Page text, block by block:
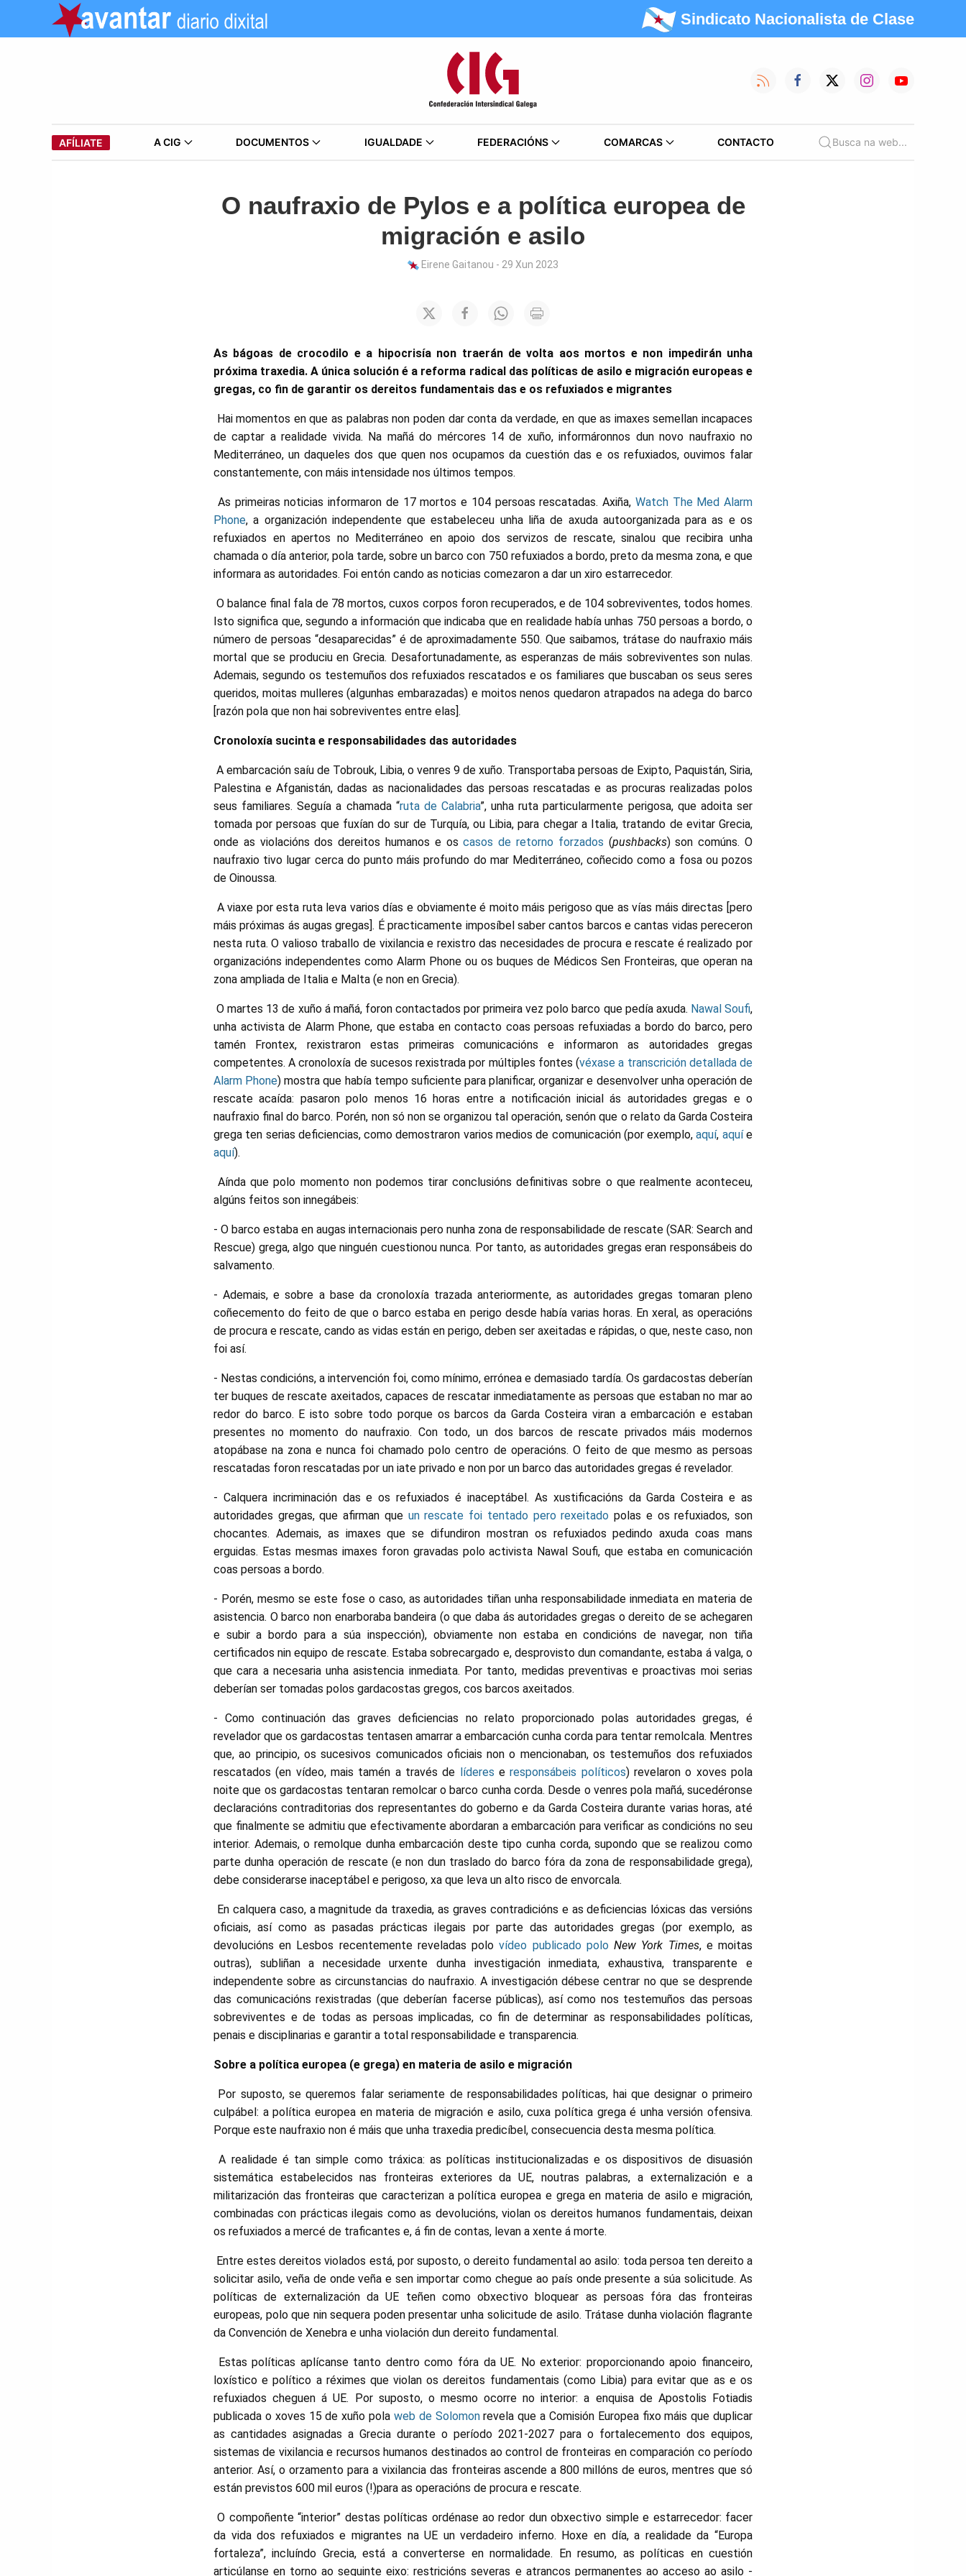
Sindicato Nacionalista de Clase
AFÍLIATE A CIG DOCUMENTOS IGUALDADE FEDERACIÓNS COMARCAS CONTACTO Busca na web...
O naufraxio de Pylos e a política europea de
migración e asilo
Eirene Gaitanou - 29 Xun 2023
As bágoas de crocodilo e a hipocrisía non traerán de volta aos mortos e non impedirán unha
próxima traxedia. A única solución é a reforma radical das políticas de asilo e migración europeas e
gregas, co fin de garantir os dereitos fundamentais das e os refuxiados e migrantes
Hai momentos en que as palabras non poden dar conta da verdade, en que as imaxes semellan incapaces
de captar a realidade vivida. Na mañá do mércores 14 de xuño, informáronnos dun novo naufraxio no
Mediterráneo, un daqueles dos que quen nos ocupamos da cuestión das e os refuxiados, ouvimos falar
constantemente, con máis intensidade nos últimos tempos.
As primeiras noticias informaron de 17 mortos e 104 persoas rescatadas. Axiña, Watch The Med Alarm
Phone, a organización independente que estabeleceu unha liña de axuda autoorganizada para as e os
refuxiados en apertos no Mediterráneo en apoio dos servizos de rescate, sinalou que recibira unha
chamada o día anterior, pola tarde, sobre un barco con 750 refuxiados a bordo, preto da mesma zona, e que
informara as autoridades. Foi entón cando as noticias comezaron a dar un xiro estarrecedor.
O balance final fala de 78 mortos, cuxos corpos foron recuperados, e de 104 sobreviventes, todos homes.
Isto significa que, segundo a información que indicaba que en realidade había unhas 750 persoas a bordo, o
número de persoas “desaparecidas” é de aproximadamente 550. Que saibamos, trátase do naufraxio máis
mortal que se produciu en Grecia. Desafortunadamente, as esperanzas de máis sobreviventes son nulas.
Ademais, segundo os testemuños dos refuxiados rescatados e os familiares que buscaban os seus seres
queridos, moitas mulleres (algunhas embarazadas) e moitos nenos quedaron atrapados na adega do barco
[razón pola que non hai sobreviventes entre elas].
Cronoloxía sucinta e responsabilidades das autoridades
A embarcación saíu de Tobrouk, Libia, o venres 9 de xuño. Transportaba persoas de Exipto, Paquistán, Siria,
Palestina e Afganistán, dadas as nacionalidades das persoas rescatadas e as procuras realizadas polos
seus familiares. Seguía a chamada “ruta de Calabria”, unha ruta particularmente perigosa, que adoita ser
tomada por persoas que fuxían do sur de Turquía, ou Libia, para chegar a Italia, tratando de evitar Grecia,
onde as violacións dos dereitos humanos e oscasos de retorno forzados (pushbacks) son comúns. O
naufraxio tivo lugar cerca do punto máis profundo do mar Mediterráneo, coñecido como a fosa ou pozos
de Oinoussa.
A viaxe por esta ruta leva varios días e obviamente é moito máis perigoso que as vías máis directas [pero
máis próximas ás augas gregas]. É practicamente imposíbel saber cantos barcos e cantas vidas pereceron
nesta ruta. O valioso traballo de vixilancia e rexistro das necesidades de procura e rescate é realizado por
organizacións independentes como Alarm Phone ou os buques de Médicos Sen Fronteiras, que operan na
zona ampliada de Italia e Malta (e non en Grecia).
O martes 13 de xuño á mañá, foron contactados por primeira vez polo barco que pedía axuda. Nawal Soufi,
unha activista de Alarm Phone, que estaba en contacto coas persoas refuxiadas a bordo do barco, pero
tamén Frontex, rexistraron estas primeiras comunicacións e informaron as autoridades gregas
competentes. A cronoloxía de sucesos rexistrada por múltiples fontes (véxase a transcrición detallada de
Alarm Phone) mostra que había tempo suficiente para planificar, organizar e desenvolver unha operación de
rescate acaída: pasaron polo menos 16 horas entre a notificación inicial ás autoridades gregas e o
naufraxio final do barco. Porén, non só non se organizou tal operación, senón que o relato da Garda Costeira
grega ten serias deficiencias, como demostraron varios medios de comunicación (por exemplo,aquí, aquíe
aquí).
Aínda que polo momento non podemos tirar conclusións definitivas sobre o que realmente aconteceu,
algúns feitos son innegábeis:
- O barco estaba en augas internacionais pero nunha zona de responsabilidade de rescate (SAR: Search and
Rescue) grega, algo que ninguén cuestionou nunca. Por tanto, as autoridades gregas eran responsábeis do
salvamento.
- Ademais, e sobre a base da cronoloxía trazada anteriormente, as autoridades gregas tomaran pleno
coñecemento do feito de que o barco estaba en perigo desde había varias horas. En xeral, as operacións
de procura e rescate, cando as vidas están en perigo, deben ser axeitadas e rápidas, o que, neste caso, non
foi así.
- Nestas condicións, a intervención foi, como mínimo, errónea e demasiado tardía. Os gardacostas deberían
ter buques de rescate axeitados, capaces de rescatar inmediatamente as persoas que estaban no mar ao
redor do barco. E isto sobre todo porque os barcos da Garda Costeira viran a embarcación e estaban
presentes no momento do naufraxio. Con todo, un dos barcos de rescate privados máis modernos
atopábase na zona e nunca foi chamado polo centro de operacións. O feito de que mesmo as persoas
rescatadas foron rescatadas por un iate privado e non por un barco das autoridades gregas é revelador.
- Calquera incriminación das e os refuxiados é inaceptábel. As xustificacións da Garda Costeira e as
autoridades gregas, que afirman que un rescate foi tentado pero rexeitado polas e os refuxiados, son
chocantes. Ademais, as imaxes que se difundiron mostran os refuxiados pedindo axuda coas mans
erguidas. Estas mesmas imaxes foron gravadas polo activista Nawal Soufi, que estaba en comunicación
coas persoas a bordo.
- Porén, mesmo se este fose o caso, as autoridades tiñan unha responsabilidade inmediata en materia de
asistencia. O barco non enarboraba bandeira (o que daba ás autoridades gregas o dereito de se achegaren
e subir a bordo para a súa inspección), obviamente non estaba en condicións de navegar, non tiña
certificados nin equipo de rescate. Estaba sobrecargado e, desprovisto dun comandante, estaba á valga, o
que cara a necesaria unha asistencia inmediata. Por tanto, medidas preventivas e proactivas moi serias
deberían ser tomadas polos gardacostas gregos, cos barcos axeitados.
- Como continuación das graves deficiencias no relato proporcionado polas autoridades gregas, é
revelador que os gardacostas tentasen amarrar a embarcación cunha corda para tentar remolcala. Mentres
que, ao principio, os sucesivos comunicados oficiais non o mencionaban, os testemuños dos refuxiados
rescatados (en vídeo, mais tamén a través de líderes eresponsábeis políticos) revelaron o xoves pola
noite que os gardacostas tentaran remolcar o barco cunha corda. Desde o venres pola mañá, sucedéronse
declaracións contraditorias dos representantes do goberno e da Garda Costeira durante varias horas, até
que finalmente se admitiu que efectivamente abordaran a embarcación para verificar as condicións no seu
interior. Ademais, o remolque dunha embarcación deste tipo cunha corda, supondo que se realizou como
parte dunha operación de rescate (e non dun traslado do barco fóra da zona de responsabilidade grega),
debe considerarse inaceptábel e perigoso, xa que leva un alto risco de envorcala.
En calquera caso, a magnitude da traxedia, as graves contradicións e as deficiencias lóxicas das versións
oficiais, así como as pasadas prácticas ilegais por parte das autoridades gregas (por exemplo, as
devolucións en Lesbos recentemente reveladas polovídeo publicado poloNew York Times, e moitas
outras), subliñan a necesidade urxente dunha investigación inmediata, exhaustiva, transparente e
independente sobre as circunstancias do naufraxio. A investigación débese centrar no que se desprende
das comunicacións rexistradas (que deberían facerse públicas), así como nos testemuños das persoas
sobreviventes e de todas as persoas implicadas, co fin de determinar as responsabilidades políticas,
penais e disciplinarias e garantir a total responsabilidade e transparencia.
Sobre a política europea (e grega) en materia de asilo e migración
Por suposto, se queremos falar seriamente de responsabilidades políticas, hai que designar o primeiro
culpábel: a política europea en materia de migración e asilo, cuxa política grega é unha versión ofensiva.
Porque este naufraxio non é máis que unha traxedia predicíbel, consecuencia desta mesma política.
A realidade é tan simple como tráxica: as políticas institucionalizadas e os dispositivos de disuasión
sistemática estabelecidos nas fronteiras exteriores da UE, noutras palabras, a externalización e a
militarización das fronteiras que caracterizan a política europea e grega en materia de asilo e migración,
combinadas con prácticas ilegais como as devolucións, violan os dereitos humanos fundamentais, deixan
os refuxiados a mercé de traficantes e, á fin de contas, levan a xente á morte.
Entre estes dereitos violados está, por suposto, o dereito fundamental ao asilo: toda persoa ten dereito a
solicitar asilo, veña de onde veña e sen importar como chegue ao país onde presente a súa solicitude. As
políticas de externalización da UE teñen como obxectivo bloquear as persoas fóra das fronteiras
europeas, polo que nin sequera poden presentar unha solicitude de asilo. Trátase dunha violación flagrante
da Convención de Xenebra e unha violación dun dereito fundamental.
Estas políticas aplícanse tanto dentro como fóra da UE. No exterior: proporcionando apoio financeiro,
loxístico e político a réximes que violan os dereitos fundamentais (como Libia) para evitar que as e os
refuxiados cheguen á UE. Por suposto, o mesmo ocorre no interior: a enquisa de Apostolis Fotiadis
publicada o xoves 15 de xuño pola web de Solomonrevela que a Comisión Europea fixo máis que duplicar
as cantidades asignadas a Grecia durante o período 2021-2027 para o fortalecemento dos equipos,
sistemas de vixilancia e recursos humanos destinados ao control de fronteiras en comparación co período
anterior. Así, o orzamento para a vixilancia das fronteiras ascende a 800 millóns de euros, mentres que só
están previstos 600 mil euros (!)para as operacións de procura e rescate.
O compoñente “interior” destas políticas ordénase ao redor dun obxectivo simple e estarrecedor: facer
da vida dos refuxiados e migrantes na UE un verdadeiro inferno. Hoxe en día, a realidade da “Europa
fortaleza”, incluíndo Grecia, está a converterse en normalidade. En resumo, as políticas en cuestión
articúlanse en torno ao seguinte eixo: restricións severas e atrancos permanentes ao acceso ao asilo -